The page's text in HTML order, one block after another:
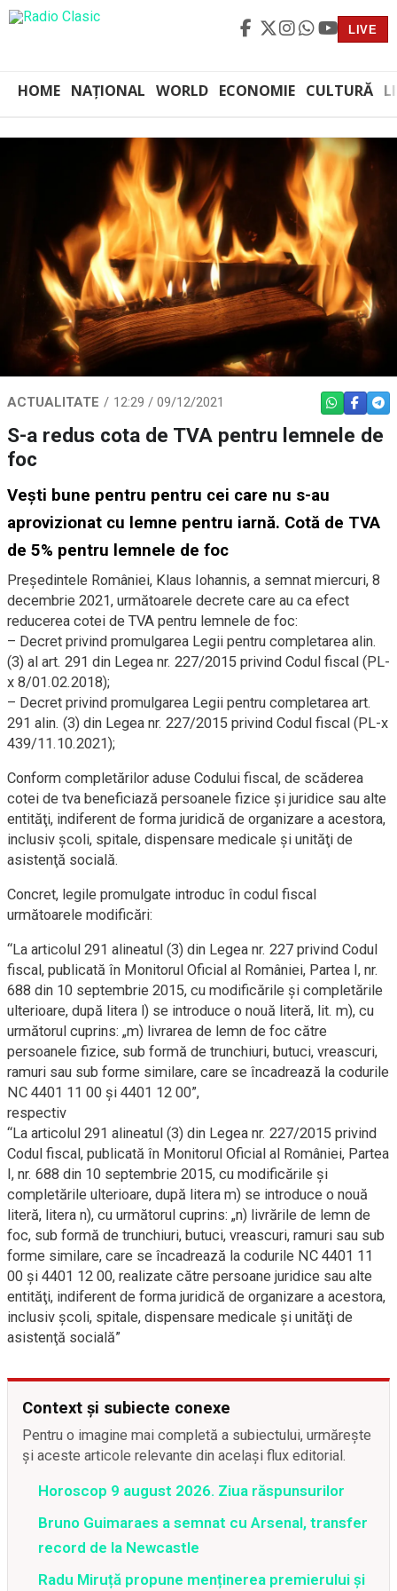
LIVE
HOME NAȚIONAL WORLD ECONOMIE CULTURĂ
ACTUALITATE 12:29 / 09/12/2021 WHATSAPP
S-a redus cota de TVA pentru lemnele de
foc
Veşti bune pentru pentru cei care nu s-au
aprovizionat cu lemne pentru iarnă. Cotă de TVA
de 5% pentru lemnele de foc
Președintele României, Klaus Iohannis, a semnat miercuri, 8
decembrie 2021, următoarele decrete care au ca efect
reducerea cotei de TVA pentru lemnele de foc:
– Decret privind promulgarea Legii pentru completarea alin.
(3) al art. 291 din Legea nr. 227/2015 privind Codul fiscal (PL-
x 8/01.02.2018);
– Decret privind promulgarea Legii pentru completarea art.
291 alin. (3) din Legea nr. 227/2015 privind Codul fiscal (PL-x
439/11.10.2021);
Conform completărilor aduse Codului fiscal, de scăderea
cotei de tva beneficiază persoanele fizice şi juridice sau alte
entităţi, indiferent de forma juridică de organizare a acestora,
inclusiv şcoli, spitale, dispensare medicale şi unităţi de
asistenţă socială.
Concret, legile promulgate introduc în codul fiscal
următoarele modificări:
“La articolul 291 alineatul (3) din Legea nr. 227 privind Codul
fiscal, publicată în Monitorul Oficial al României, Partea I, nr.
688 din 10 septembrie 2015, cu modificările şi completările
ulterioare, după litera l) se introduce o nouă literă, lit. m), cu
următorul cuprins: „m) livrarea de lemn de foc către
persoanele fizice, sub formă de trunchiuri, butuci, vreascuri,
ramuri sau sub forme similare, care se încadrează la codurile
NC 4401 11 00 şi 4401 12 00”,
respectiv
“La articolul 291 alineatul (3) din Legea nr. 227/2015 privind
Codul fiscal, publicată în Monitorul Oficial al României, Partea
I, nr. 688 din 10 septembrie 2015, cu modificările şi
completările ulterioare, după litera m) se introduce o nouă
literă, litera n), cu următorul cuprins: „n) livrările de lemn de
foc, sub formă de trunchiuri, butuci, vreascuri, ramuri sau sub
forme similare, care se încadrează la codurile NC 4401 11
00 şi 4401 12 00, realizate către persoane juridice sau alte
entităţi, indiferent de forma juridică de organizare a acestora,
inclusiv şcoli, spitale, dispensare medicale şi unităţi de
asistenţă socială”
Context și subiecte conexe
Pentru o imagine mai completă a subiectului, urmărește
și aceste articole relevante din același flux editorial.
Horoscop 9 august 2026. Ziua răspunsurilor
Bruno Guimaraes a semnat cu Arsenal, transfer
record de la Newcastle
Radu Miruță propune menținerea premierului și